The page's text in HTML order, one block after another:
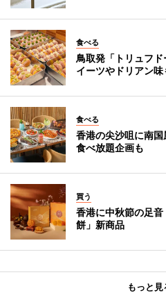
食べる
鳥取発「トリュフ
イーツやドリアン味
食べる
香港の尖沙咀に南
食べ放題企画も
買う
香港に中秋節の足
餅」新商品
もっと見